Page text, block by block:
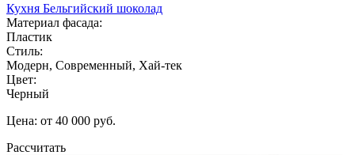
Кухня Бельгийский шоколад
Материал фасада:
Пластик
Стиль:
Модерн, Современный, Хай-тек
Цвет:
Черный
Цена: от 40 000 руб.
Рассчитать